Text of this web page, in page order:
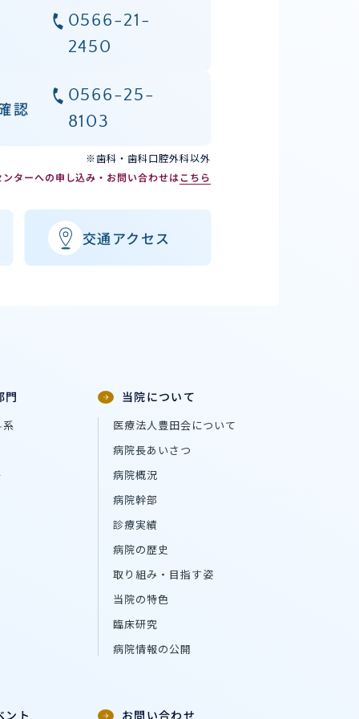
0566-21-
2450
認
0566-25-
8103
※歯科・歯科口腔外科以外
ターへの申し込み・お問い合わせはこちら
交通アクセス
門 当院について
医療法人豊田会について
病院長あいさつ
病院概況
病院幹部
診療実績
病院の歴史
取り組み・目指す姿
当院の特色
臨床研究
病院情報の公開
ント お問い合わせ